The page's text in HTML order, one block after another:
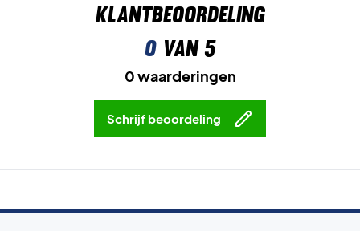
Klantbeoordeling
0van 5
0 waarderingen
Schrijf beoordeling